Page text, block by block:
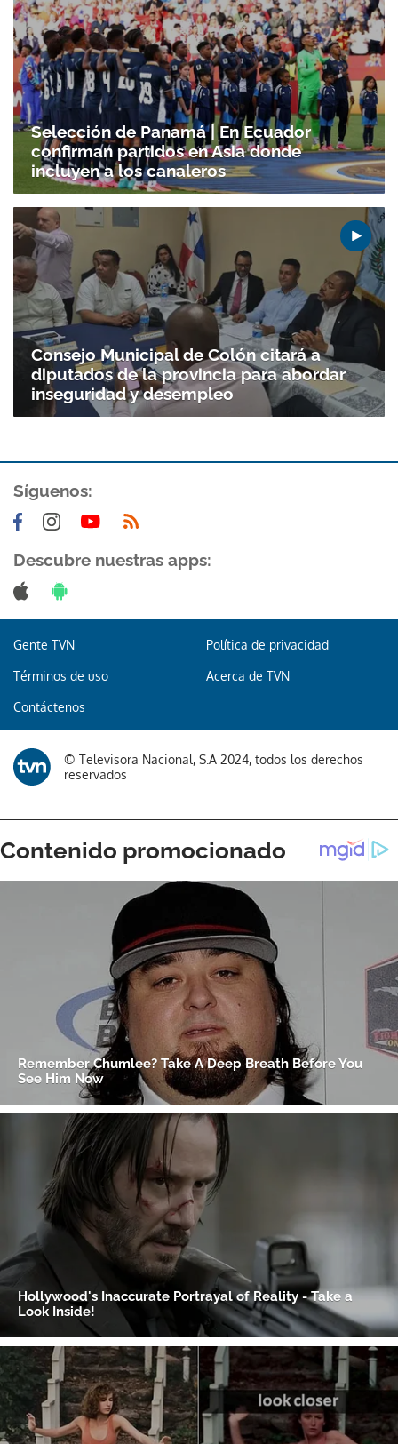
Gracias por suscribirte a nuestro boletín.
Selección de Panamá | En Ecuador
confirman partidos en Asia donde
incluyen a los canaleros
Consejo Municipal de Colón citará a
diputados de la provincia para abordar
inseguridad y desempleo
Síguenos:
Descubre nuestras apps:
Gente TVN Política de privacidad
Términos de uso Acerca de TVN
Contáctenos
© Televisora Nacional, S.A 2024, todos los derechos
reservados